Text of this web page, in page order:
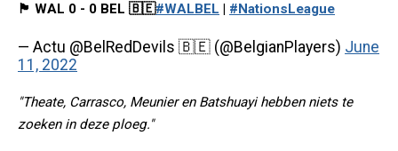
🏴󠁧󠁢󠁷󠁬󠁳󠁿 WAL 0 - 0 BEL 🇧🇪#WALBEL | #NationsLeague
— Actu @BelRedDevils 🇧🇪 (@BelgianPlayers) June
11, 2022
"Theate, Carrasco, Meunier en Batshuayi hebben niets te
zoeken in deze ploeg."